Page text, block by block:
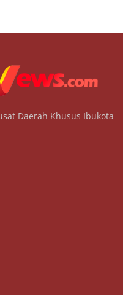
Daerah Khusus Ibukota